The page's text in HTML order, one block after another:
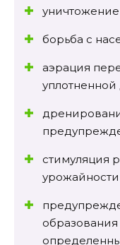
борьба с
аэрация
стимуляция
урожайности